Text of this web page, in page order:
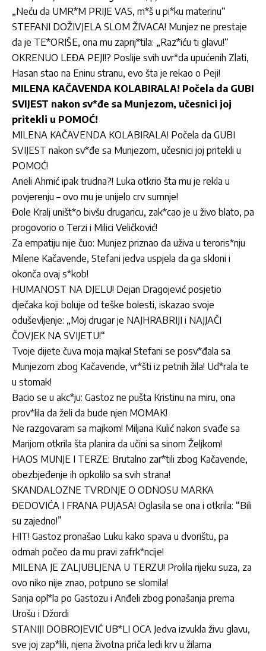
„Neću da UMR*M PRIJE VAS, m*š u pi*ku materinu“
STEFANI DOŽIVJELA SLOM ŽIVACA! Munjez ne prestaje
da je TE*ORIŠE, ona mu zaprij*tila: „Raz*iću ti glavu!“
OKRENUO LEĐA PEJI!? Poslije svih uvr*da upućenih Zlati,
Hasan stao na Eninu stranu, evo šta je rekao o Peji!
MILENA KAČAVENDA KOLABIRALA! Počela da GUBI
SVIJEST nakon sv*đe sa Munjezom, učesnici joj
pritekli u POMOĆ!
MILENA KAČAVENDA KOLABIRALA! Počela da GUBI
SVIJEST nakon sv*đe sa Munjezom, učesnici joj pritekli u
POMOĆ!
Aneli Ahmić ipak trudna?! Luka otkrio šta mu je rekla u
povjerenju – ovo mu je unijelo crv sumnje!
Đole Kralj uništ*o bivšu drugaricu, zak*cao je u živo blato, pa
progovorio o Terzi i Milici Veličković!
Za empatiju nije čuo: Munjez priznao da uživa u teroris*nju
Milene Kačavende, Stefani jedva uspjela da ga skloni i
okonča ovaj s*kob!
HUMANOST NA DJELU! Dejan Dragojević posjetio
dječaka koji boluje od teške bolesti, iskazao svoje
oduševljenje: „Moj drugar je NAJHRABRIJI i NAJJAČI
ČOVJEK NA SVIJETU!“
Tvoje dijete čuva moja majka! Stefani se posv*đala sa
Munjezom zbog Kačavende, vr*šti iz petnih žila! Ud*rala te
u stomak!
Bacio se u akc*ju: Gastoz ne pušta Kristinu na miru, ona
prov*lila da želi da bude njen MOMAK!
Ne razgovaram sa majkom! Miljana Kulić nakon svađe sa
Marijom otkrila šta planira da učini sa sinom Željkom!
HAOS MUNJE I TERZE: Brutalno zar*tili zbog Kačavende,
obezbjeđenje ih opkolilo sa svih strana!
SKANDALOZNE TVRDNJE O ODNOSU MARKA
ĐEDOVIĆA I FRANA PUJASA! Oglasila se ona i otkrila: “Bili
su zajedno!”
HIT! Gastoz pronašao Luku kako spava u dvorištu, pa
odmah počeo da mu pravi zafrk*ncije!
MILENA JE ZALJUBLJENA U TERZU! Prolila rijeku suza, za
ovo niko nije znao, potpuno se slomila!
Sanja opl*la po Gastozu i Anđeli zbog ponašanja prema
Urošu i Džordi
STANIJI DOBROJEVIĆ UB*LI OCA Jedva izvukla živu glavu,
sve joj zap*lili, njena životna priča ledi krv u žilama